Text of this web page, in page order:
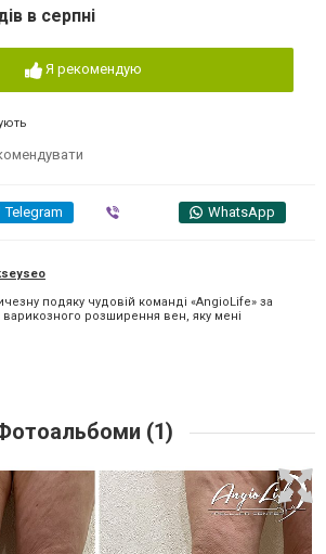
в серпні
Я рекомендую
Telegram WhatsApp
подяку чудовій команді «AngioLife» за
розширення вен, яку мені
(1)